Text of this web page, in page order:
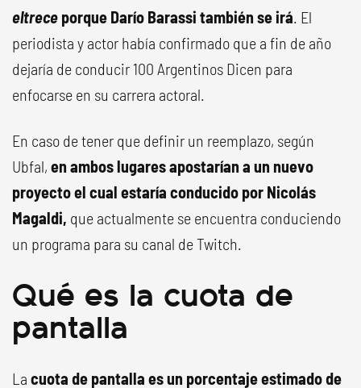
eltrece porque Darío Barassi también se irá. El
periodista y actor había confirmado que a fin de año
dejaría de conducir 100 Argentinos Dicen para
enfocarse en su carrera actoral.
En caso de tener que definir un reemplazo, según
Ubfal, en ambos lugares apostarían a un nuevo
proyecto el cual estaría conducido por Nicolás
Magaldi, que actualmente se encuentra conduciendo
un programa para su canal de Twitch.
Qué es la cuota de
pantalla
La cuota de pantalla es un porcentaje estimado de